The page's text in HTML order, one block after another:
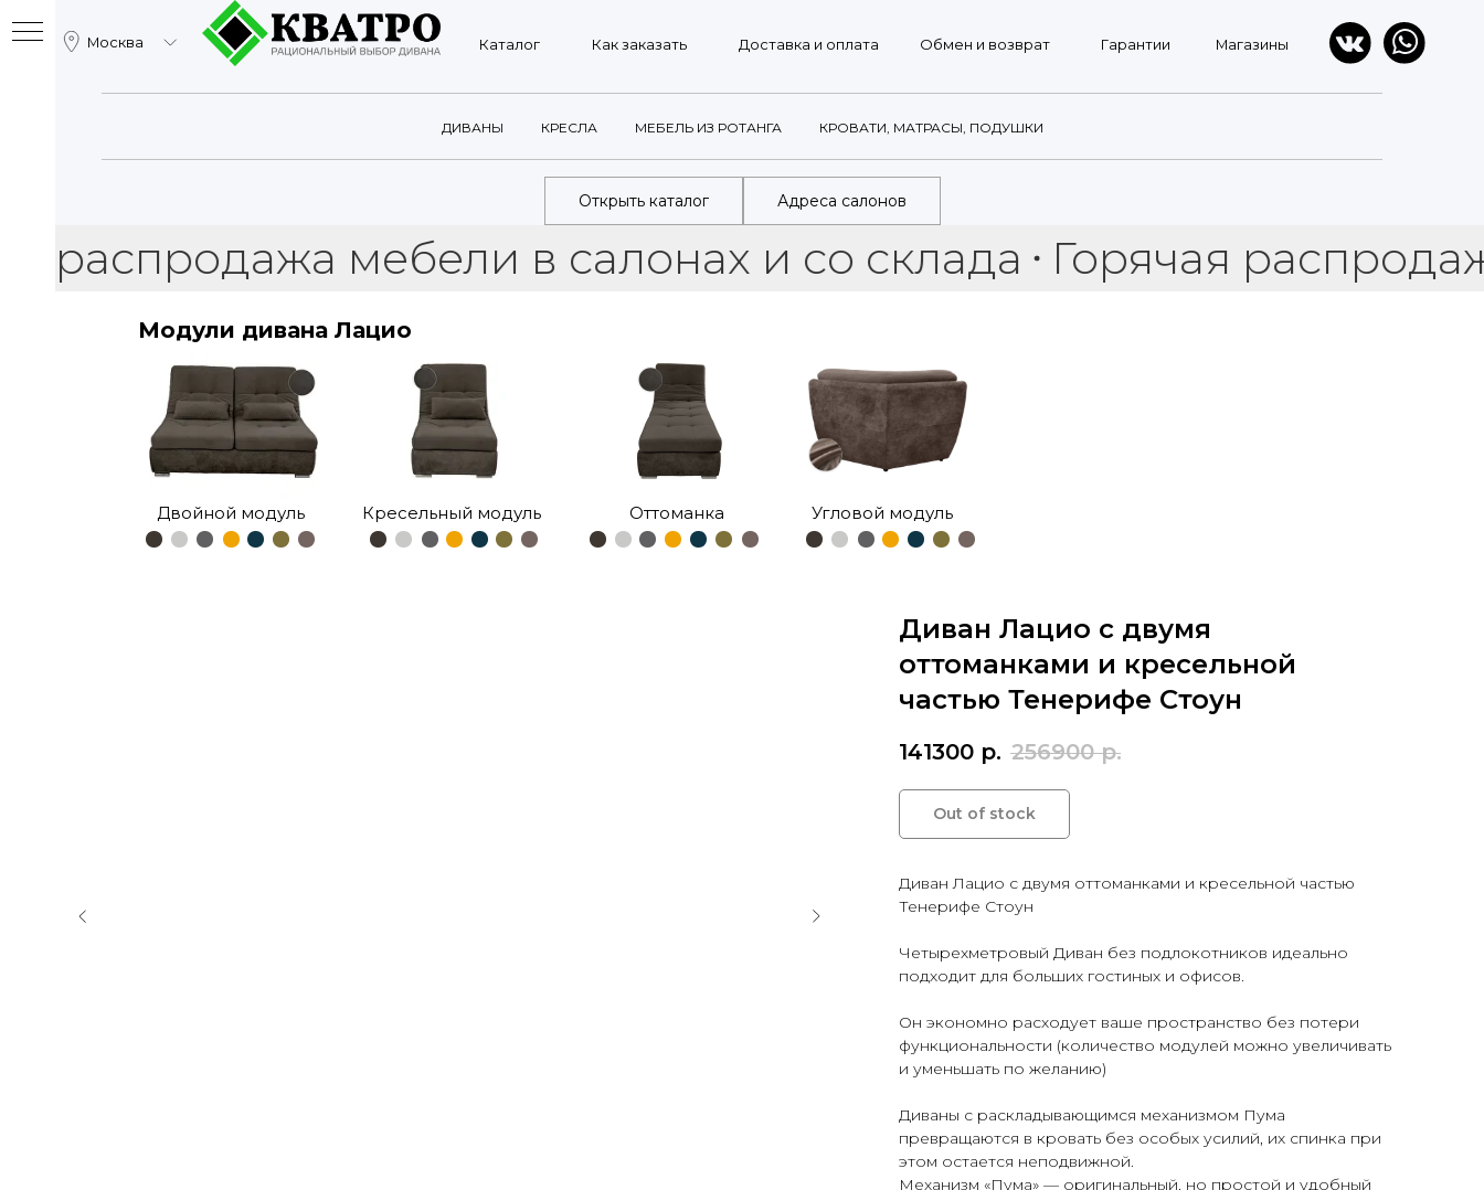
Каталог Как заказать Доставка и оплата Обмен и возврат Гарантии Магазины
Москва
ДИВАНЫ КРЕСЛА МЕБЕЛЬ ИЗ РОТАНГА КРОВАТИ, МАТРАСЫ, ПОДУШКИ
Открыть каталог Адреса салонов
мебели в салонах и со склада Горячая распродажа
Модули дивана Лацио
Двойной модуль Кресельный модуль Оттоманка Угловой модуль
Диван Лацио с двумя
оттоманками и кресельной
частью Тенерифе Стоун
141300 р. 256900 р.
Out of stock
Диван Лацио с двумя оттоманками и кресельной частью
Тенерифе Стоун
Четырехметровый Диван без подлокотников идеально
подходит для больших гостиных и офисов.
Он экономно расходует ваше пространство без потери
функциональности (количество модулей можно увеличивать
и уменьшать по желанию)
Диваны с раскладывающимся механизмом Пума
превращаются в кровать без особых усилий, их спинка при
этом остается неподвижной.
Механизм «Пума» — оригинальный, но простой и удобный